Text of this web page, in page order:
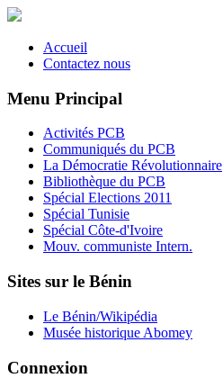
Accueil
Contactez nous
Menu Principal
Activités PCB
Communiqués du PCB
La Démocratie Révolutionnaire
Bibliothèque du PCB
Spécial Elections 2011
Spécial Tunisie
Spécial Côte-d'Ivoire
Mouv. communiste Intern.
Sites sur le Bénin
Le Bénin/Wikipédia
Musée historique Abomey
Connexion